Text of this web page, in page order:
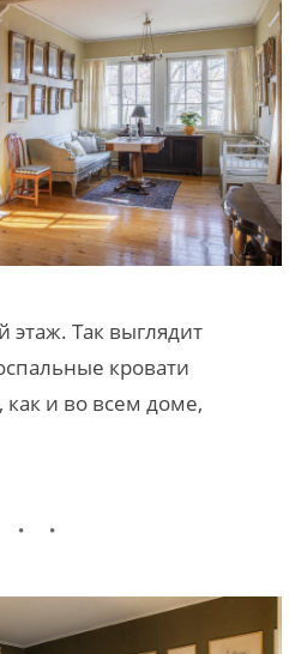
Так выглядит
кровати
и во всем доме,